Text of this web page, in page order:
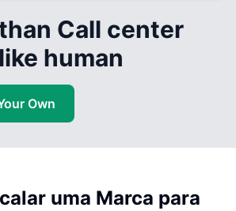
Call center
human
Own
uma Marca para